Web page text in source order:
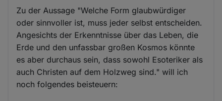
Zu der Aussage "Welche Form glaubwürdiger
oder sinnvoller ist, muss jeder selbst entscheiden.
Angesichts der Erkenntnisse über das Leben, die
Erde und den unfassbar großen Kosmos könnte
es aber durchaus sein, dass sowohl Esoteriker als
auch Christen auf dem Holzweg sind." will ich
noch folgendes beisteuern: